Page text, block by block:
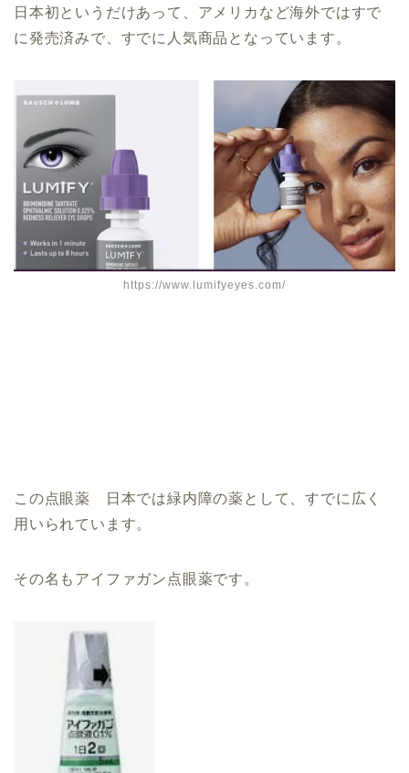
日本初というだけあって、アメリカなど海外ではすで
に発売済みで、すでに人気商品となっています。
https://www.lumifyeyes.com/
この点眼薬 日本では緑内障の薬として、すでに広く
用いられています。
その名もアイファガン点眼薬です。